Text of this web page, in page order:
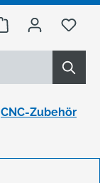
Warenkorb Du
CNC-Zubehör